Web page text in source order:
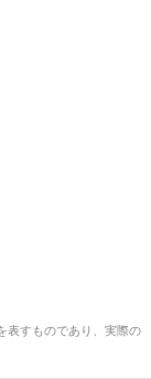
表すものであり、実際の